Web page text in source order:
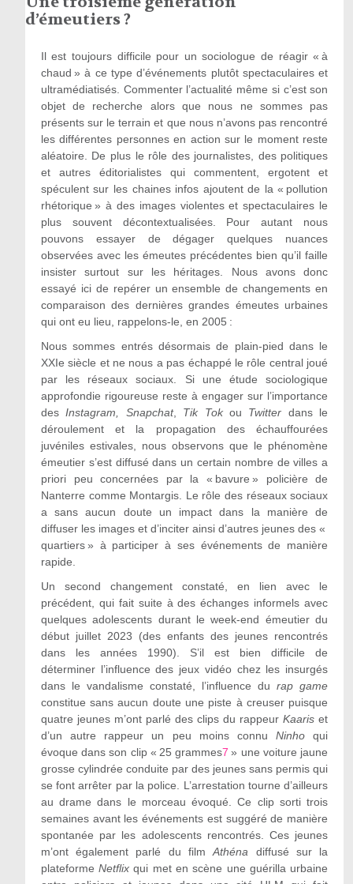
d’émeutiers ?
Il est toujours difficile pour un sociologue de réagir « à
chaud » à ce type d’événements plutôt spectaculaires et
ultramédiatisés. Commenter l’actualité même si c’est son
objet de recherche alors que nous ne sommes pas
présents sur le terrain et que nous n’avons pas rencontré
les différentes personnes en action sur le moment reste
aléatoire. De plus le rôle des journalistes, des politiques
et autres éditorialistes qui commentent, ergotent et
spéculent sur les chaines infos ajoutent de la « pollution
rhétorique » à des images violentes et spectaculaires le
plus souvent décontextualisées. Pour autant nous
pouvons essayer de dégager quelques nuances
observées avec les émeutes précédentes bien qu’il faille
insister surtout sur les héritages. Nous avons donc
essayé ici de repérer un ensemble de changements en
comparaison des dernières grandes émeutes urbaines
qui ont eu lieu, rappelons-le, en 2005 :
Nous sommes entrés désormais de plain-pied dans le
XXIe siècle et ne nous a pas échappé le rôle central joué
par les réseaux sociaux. Si une étude sociologique
approfondie rigoureuse reste à engager sur l’importance
desInstagram, Snapchat, Tik Tokou Twitter dans le
déroulement et la propagation des échauffourées
juvéniles estivales, nous observons que le phénomène
émeutier s’est diffusé dans un certain nombre de villes a
priori peu concernées par la « bavure » policière de
Nanterre comme Montargis. Le rôle des réseaux sociaux
a sans aucun doute un impact dans la manière de
diffuser les images et d’inciter ainsi d’autres jeunes des «
quartiers » à participer à ses événements de manière
rapide.
Un second changement constaté, en lien avec le
précédent, qui fait suite à des échanges informels avec
quelques adolescents durant le week-end émeutier du
début juillet 2023 (des enfants des jeunes rencontrés
dans les années 1990). S’il est bien difficile de
déterminer l’influence des jeux vidéo chez les insurgés
dans le vandalisme constaté, l’influence durap game
constitue sans aucun doute une piste à creuser puisque
quatre jeunes m’ont parlé des clips du rappeurKaaris et
d’un autre rappeur un peu moins connuNinho qui
évoque dans son clip « 25 grammes7 » une voiture jaune
grosse cylindrée conduite par des jeunes sans permis qui
se font arrêter par la police. L’arrestation tourne d’ailleurs
au drame dans le morceau évoqué. Ce clip sorti trois
semaines avant les événements est suggéré de manière
spontanée par les adolescents rencontrés. Ces jeunes
m’ont également parlé du filmAthéna diffusé sur la
plateformeNetflix qui met en scène une guérilla urbaine